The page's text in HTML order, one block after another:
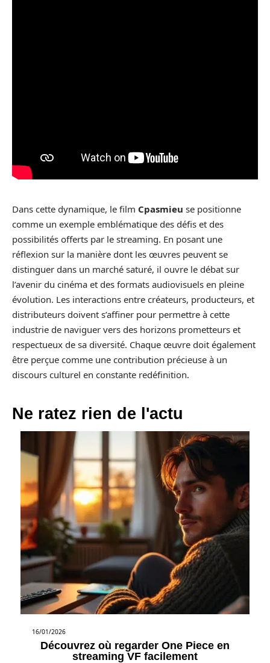
Dans cette dynamique, le film Cpasmieu se positionne
comme un exemple emblématique des défis et des
possibilités offerts par le streaming. En posant une
réflexion sur la manière dont les œuvres peuvent se
distinguer dans un marché saturé, il ouvre le débat sur
l’avenir du cinéma et des formats audiovisuels en pleine
évolution. Les interactions entre créateurs, producteurs, et
distributeurs doivent s’affiner pour permettre à cette
industrie de naviguer vers des horizons prometteurs et
respectueux de sa diversité. Chaque œuvre doit également
être perçue comme une contribution précieuse à un
discours culturel en constante redéfinition.
Ne ratez rien de l'actu
16/01/2026
Découvrez où regarder One Piece en
streaming VF facilement